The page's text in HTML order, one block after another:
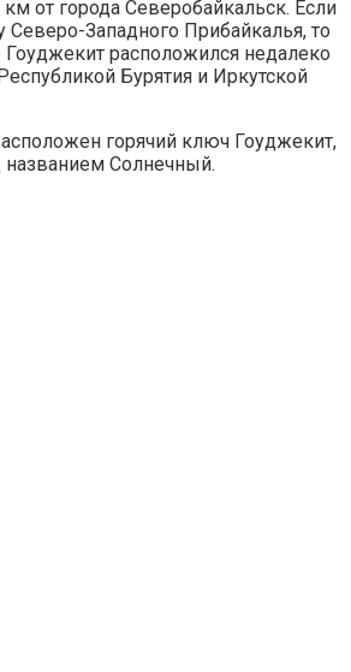
от города Северобайкальск. Если
Северо-Западного Прибайкалья, то
расположился недалеко
Бурятия и Иркутской
горячий ключ Гоуджекит,
названием Солнечный.